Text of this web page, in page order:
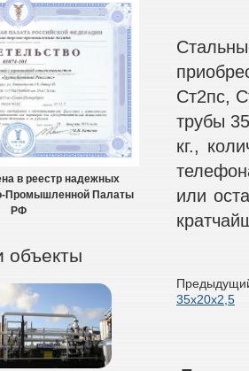
в реестр надежных
Промышленной Палаты
РФ
объекты
Ст2пс,
трубы
кг.,
или
35х20х2,5